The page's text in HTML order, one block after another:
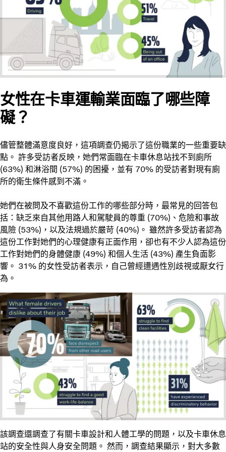
女性在卡車運輸業面臨了哪些障
礙？
儘管整體滿意度良好，這項調查仍揭示了這份職業的一些重要缺
點。 許多受訪者反映，她們常面臨在卡車休息站找不到廁所
(63%) 和淋浴間 (57%) 的困擾，並有 70% 的受訪者對現有廁
所的衛生條件感到不滿。
她們在被問及不喜歡這份工作的哪些部分時，最常見的回答包
括：缺乏來自其他用路人和駕駛員的尊重 (70%)、危險和事故
風險 (53%)，以及法規過於嚴苛 (40%)。 雖然許多受訪者認為
這份工作對她們的心理健康有正面作用，卻也有不少人認為這份
工作對她們的身體健康 (49%) 和個人生活 (43%) 產生負面影
響。 31% 的女性受訪者表示，自己曾經遭遇性別歧視或厭女行
為。
該調查還調查了有關卡車設計和人體工學的問題，以及卡車休息
站的安全性與人身安全問題。 然而，調查結果顯示，對大多數